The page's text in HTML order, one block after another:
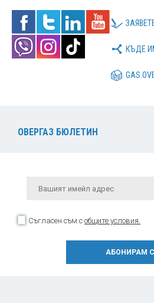
КЪДЕ
ОВЕРГАЗ БЮЛЕТИН
Съгласен съм с общите условия.